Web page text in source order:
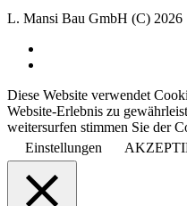
L. Mansi Bau GmbH (C) 2026
Diese Website verwendet
Website-Erlebnis zu
weitersurfen stimmen Sie der
Einstellungen